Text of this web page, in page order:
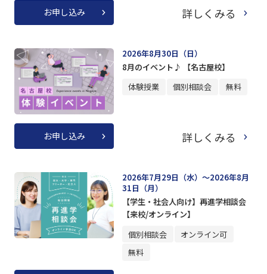
お申し込み 詳しくみる
2026年8月30日（日）
8月のイベント♪ 【名古屋校】
体験授業
個別相談会 無料
お申し込み 詳しくみる
2026年7月29日（水）～2026年8月
31日（月）
【学生・社会人向け】再進学相談会
【来校/オンライン】
個別相談会
オンライン可
無料